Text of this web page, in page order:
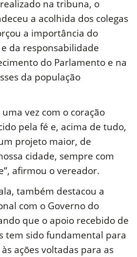
na tribuna, o
a acolhida dos colegas
a importância do
da responsabilidade
do Parlamento e na
da população
vez com o coração
pela fé e, acima de tudo,
projeto maior, de
cidade, sempre com
afirmou o vereador.
também destacou a
com o Governo do
que o apoio recebido de
tem sido fundamental para
ações voltadas para as